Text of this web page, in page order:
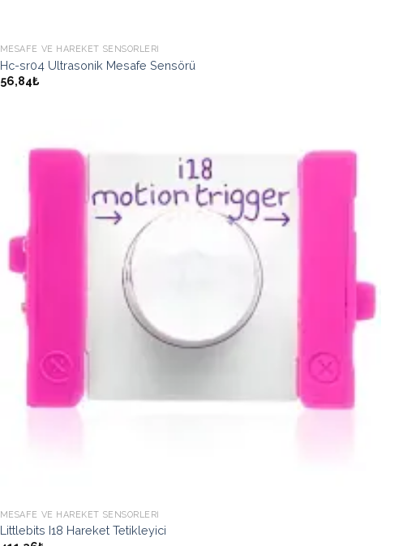
MESAFE VE HAREKET SENSÖRLERI
Hc-sr04 Ultrasonik Mesafe Sensörü
56,84₺
MESAFE VE HAREKET SENSÖRLERI
Littlebits I18 Hareket Tetikleyici